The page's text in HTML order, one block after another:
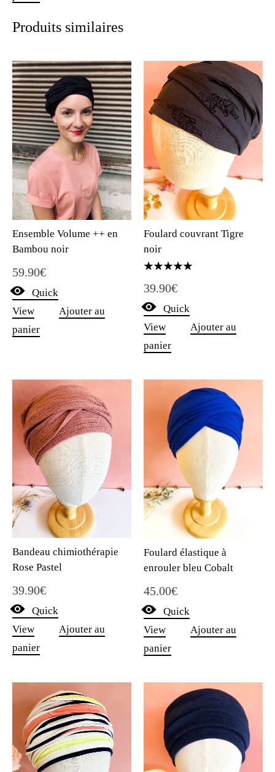
Produits similaires
Ensemble Volume ++ en
Bambou noir
59.90€
Quick
View
Ajouter au
panier
Foulard couvrant Tigre
noir
5.00
sur 5
39.90€
Quick
View
Ajouter au
panier
Bandeau chimiothérapie
Rose Pastel
39.90€
Quick
View
Ajouter au
panier
Foulard élastique à
enrouler bleu Cobalt
45.00€
Quick
View
Ajouter au
panier